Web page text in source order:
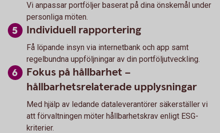
Vi anpassar portföljer baserat på dina önskemål under
personliga möten.
Individuell rapportering
Få löpande insyn via internetbank och app samt
regelbundna uppföljningar av din portföljutveckling.
Fokus på hållbarhet –
hållbarhetsrelaterade upplysningar
Med hjälp av ledande dataleverantörer säkerställer vi
att förvaltningen möter hållbarhetskrav enligt ESG-
kriterier.